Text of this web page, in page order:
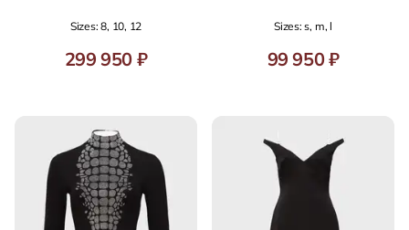
Sizes: 8, 10, 12
299 950 ₽
Sizes: s, m, l
99 950 ₽